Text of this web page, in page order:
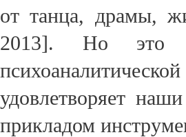
от танца, драмы,
2013]. Но это
удовлетворяет
прикладом